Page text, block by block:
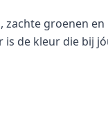
zachte groenen
is de kleur die bij